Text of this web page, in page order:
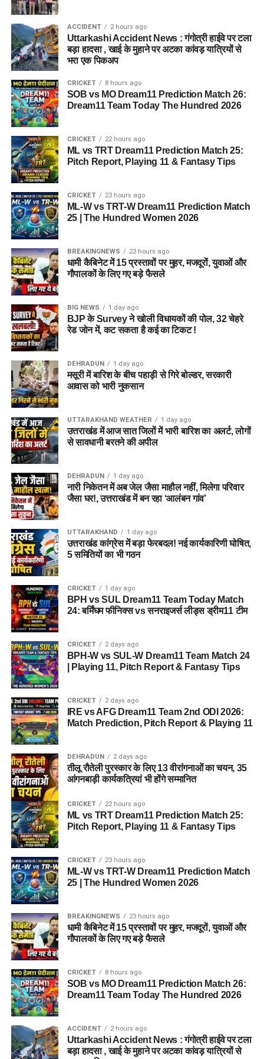
सोते समय उसके पिता ने उसके साथ दुष्कर्म किया. जिससे डरकर सुबह
बच्ची घर से भाग निकली.
पुलिस ने आरोपी को गिरफ्तार कर भेजा
जेल
नाबालिग के बयान के आधार पर पुलिस ने मामले में आरोपी पर BNS और
POCSO अधिनियम के तहत मुकादम दर्ज कर लिया है. पुलिस ने बताया कि
हिरासत में भेज दिया गया है.
ACCIDENT 2 hours ago
Uttarkashi Accident News : गंगोत्री हाईवे पर टला
बड़ा हादसा , खाई के मुहाने पर अटका कांवड़ यात्रियों से
भरा एक पिकअप
CRICKET 8 hours ago
SOB vs MO Dream11 Prediction Match 26:
Dream11 Team Today The Hundred 2026
CRICKET 22 hours ago
ML vs TRT Dream11 Prediction Match 25:
Pitch Report, Playing 11 & Fantasy Tips
CRICKET 23 hours ago
ML-W vs TRT-W Dream11 Prediction Match
25 | The Hundred Women 2026
BREAKINGNEWS 23 hours ago
धामी कैबिनेट में 15 प्रस्तावों पर मुहर, मजदूरों, युवाओं और
गौपालकों के लिए गए बड़े फैसले
BIG NEWS 1 day ago
BJP के Survey ने खोली विधायकों की पोल, 32 चेहरे
रेड जोन में, कट सकता है कई का टिकट !
DEHRADUN 1 day ago
मसूरी में बारिश के बीच पहाड़ी से गिरे बोल्डर, सरकारी
आवास को भारी नुकसान
UTTARAKHAND WEATHER 1 day ago
उत्तराखंड में आज सात जिलों में भारी बारिश का अलर्ट, लोगों
से सावधानी बरतने की अपील
DEHRADUN 1 day ago
नारी निकेतन में अब जेल जैसा माहौल नहीं, मिलेगा परिवार
जैसा घर!, उत्तराखंड में बन रहा ‘आलंबन गांव’
UTTARAKHAND 1 day ago
उत्तराखंड कांग्रेस में बड़ा फेरबदल! नई कार्यकारिणी घोषित,
5 समितियों का भी गठन
CRICKET 1 day ago
BPH vs SUL Dream11 Team Today Match
24: बर्मिंघम फीनिक्स vs सनराइजर्स लीड्स ड्रीम11 टीम
CRICKET 2 days ago
BPH-W vs SUL-W Dream11 Team Match 24
| Playing 11, Pitch Report & Fantasy Tips
CRICKET 2 days ago
IRE vs AFG Dream11 Team 2nd ODI 2026:
Match Prediction, Pitch Report & Playing 11
DEHRADUN 2 days ago
तीलू रौतेली पुरस्कार के लिए 13 वीरांगनाओं का चयन, 35
आंगनबाड़ी कार्यकत्रियां भी होंगे सम्मानित
CRICKET 22 hours ago
ML vs TRT Dream11 Prediction Match 25:
Pitch Report, Playing 11 & Fantasy Tips
CRICKET 23 hours ago
ML-W vs TRT-W Dream11 Prediction Match
25 | The Hundred Women 2026
BREAKINGNEWS 23 hours ago
धामी कैबिनेट में 15 प्रस्तावों पर मुहर, मजदूरों, युवाओं और
गौपालकों के लिए गए बड़े फैसले
CRICKET 8 hours ago
SOB vs MO Dream11 Prediction Match 26:
Dream11 Team Today The Hundred 2026
ACCIDENT 2 hours ago
Uttarkashi Accident News : गंगोत्री हाईवे पर टला
बड़ा हादसा , खाई के मुहाने पर अटका कांवड़ यात्रियों से